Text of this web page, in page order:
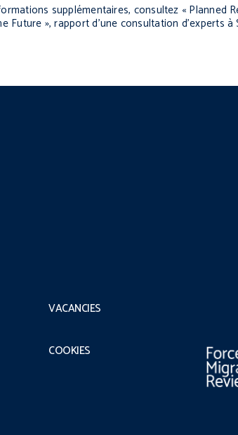
supplémentaires, consultez « Planned
», rapport d’une consultation d’experts à
VACANCIES
COOKIES